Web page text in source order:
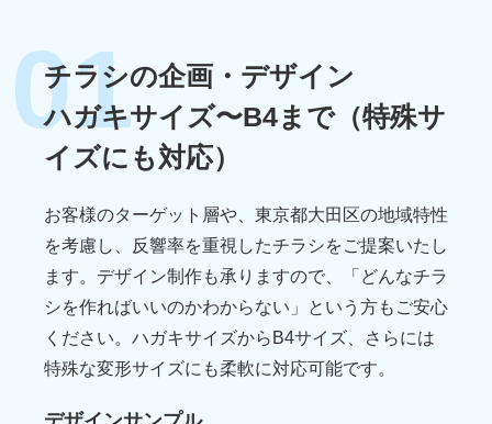
01
チラシの企画・デザイン
ハガキサイズ〜B4まで（特殊サ
イズにも対応）
お客様のターゲット層や、東京都大田区の地域特性
を考慮し、反響率を重視したチラシをご提案いたし
ます。 デザイン制作も承りますので、「どんなチラ
シを作ればいいのかわからない」という方もご安心
ください。ハガキサイズからB4サイズ、さらには
特殊な変形サイズにも柔軟に対応可能です。